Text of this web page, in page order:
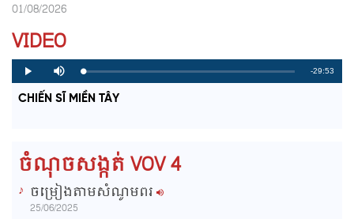
01/08/2026
VIDEO
P
l
y
M
u
e
L
o
a
d
P
r
o
g
R
-29:53
CHIẾN SĨ MIỀN TÂY
ចំណុចសង្កត់ VOV 4
ចម្រៀងតាមសំណូមពរ
25/06/2025